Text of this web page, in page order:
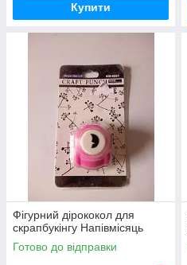
Купити
Фігурний дірококол для
скрапбукінгу Напівмісяць
Готово до відправки